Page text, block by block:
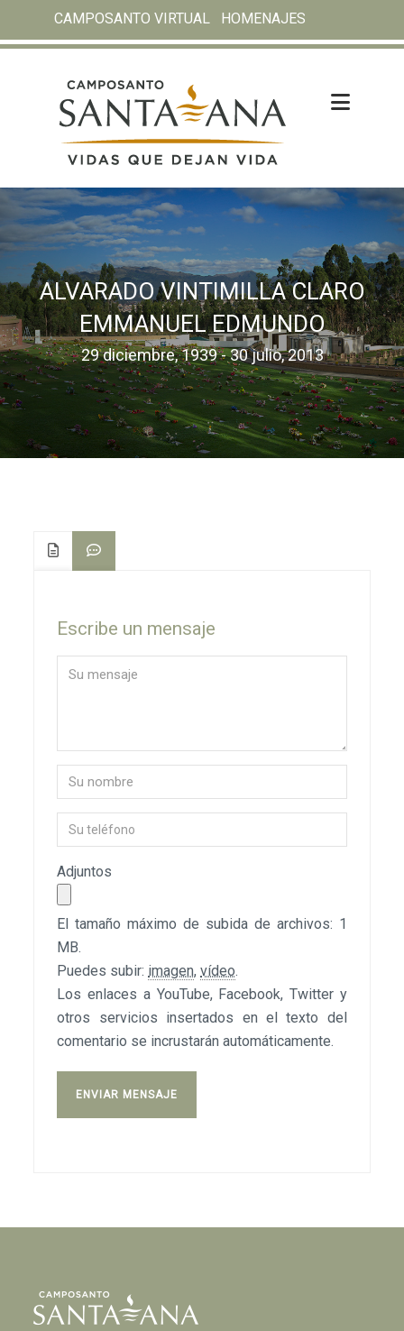
CAMPOSANTO VIRTUAL HOMENAJES
ALVARADO VINTIMILLA CLARO
EMMANUEL EDMUNDO
29 diciembre, 1939 - 30 julio, 2013
Escribe un mensaje
Adjuntos
El tamaño máximo de subida de archivos: 1
MB.
Puedes subir: imagen,vídeo.
Los enlaces a YouTube, Facebook, Twitter y
otros servicios insertados en el texto del
comentario se incrustarán automáticamente.